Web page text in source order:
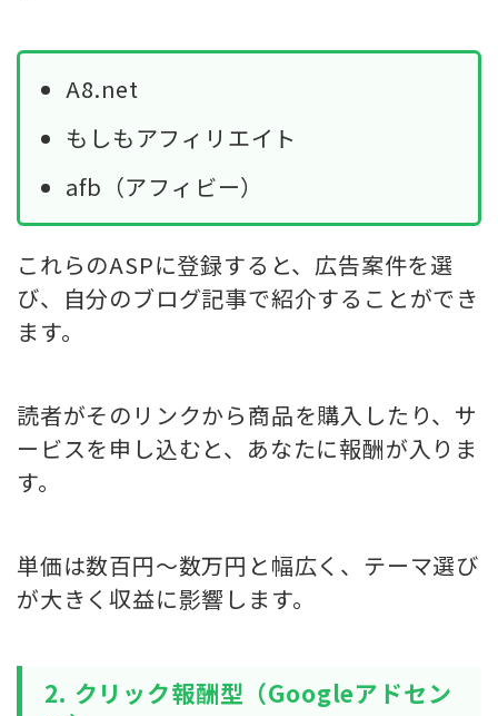
A8.net
もしもアフィリエイト
afb（アフィビー）
これらのASPに登録すると、広告案件を選
び、自分のブログ記事で紹介することができ
ます。
読者がそのリンクから商品を購入したり、サ
ービスを申し込むと、あなたに報酬が入りま
す。
単価は数百円〜数万円と幅広く、テーマ選び
が大きく収益に影響します。
2. クリック報酬型（Googleアドセン